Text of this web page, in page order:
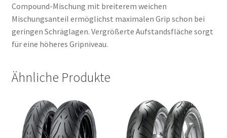
Compound-Mischung mit breiterem weichen
Mischungsanteil ermöglichst maximalen Grip schon bei
geringen Schräglagen. Vergrößerte Aufstandsfläche sorgt
für eine höheres Gripniveau.
Ähnliche Produkte